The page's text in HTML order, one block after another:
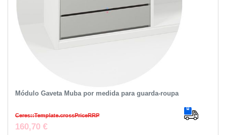
Módulo Gaveta Muba por medida para guarda-roupa
Ceres::Template.crossPriceRRP
160,70 €